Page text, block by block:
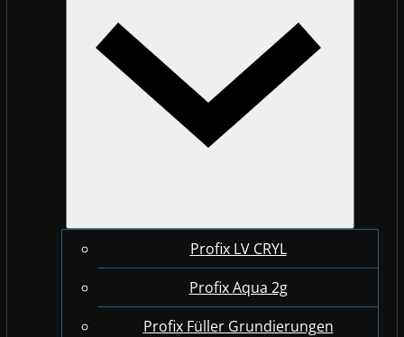
Profix LV CRYL
Profix Aqua 2g
Profix Füller Grundierungen